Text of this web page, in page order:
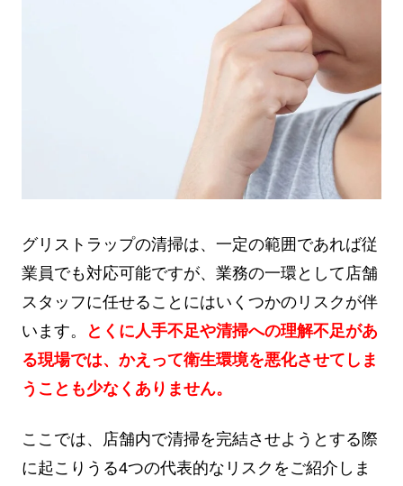
グリストラップの清掃は、一定の範囲であれば従
業員でも対応可能ですが、業務の一環として店舗
スタッフに任せることにはいくつかのリスクが伴
います。
とくに人手不足や清掃への理解不足があ
る現場では、かえって衛生環境を悪化させてしま
うことも少なくありません。
ここでは、店舗内で清掃を完結させようとする際
に起こりうる4つの代表的なリスクをご紹介しま